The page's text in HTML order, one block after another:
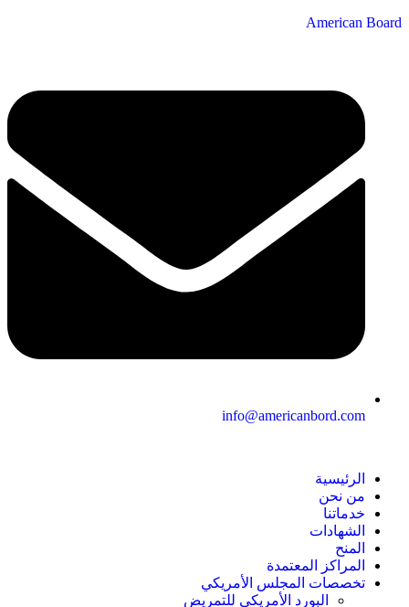
American Board
info@americanbord.com
الرئيسية
من نحن
خدماتنا
الشهادات
المنح
المراكز المعتمدة
تخصصات المجلس الأمريكي
البورد الأمريكي للتمريض